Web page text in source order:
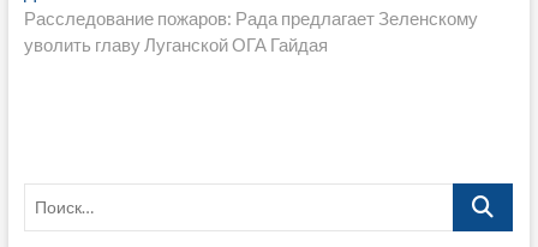
запись:
Расследование пожаров: Рада предлагает Зеленскому
уволить главу Луганской ОГА Гайдая
Поиск…